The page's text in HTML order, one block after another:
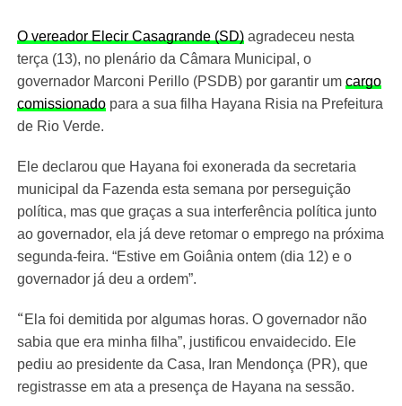
O vereador Elecir Casagrande (SD)agradeceu nesta
terça (13), no plenário da Câmara Municipal, o
governador Marconi Perillo (PSDB) por garantir um cargo
comissionadopara a sua filha Hayana Risia na Prefeitura
de Rio Verde.
Ele declarou queHayana foi exonerada da secretaria
municipal da Fazenda esta semana por perseguição
política, mas que graças a sua interferência política junto
ao governador, ela já deve retomar o emprego na próxima
segunda-feira. “Estive em Goiânia ontem (dia 12) e o
governador já deu a ordem”.
“Ela foi demitida por algumas horas. O governador não
sabia que era minha filha”, justificou envaidecido. Ele
pediu ao presidente da Casa, Iran Mendonça (PR), que
registrasse em ata a presença de Hayana na sessão.